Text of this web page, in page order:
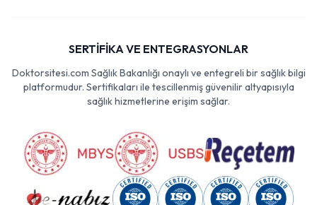
SERTİFİKA VE ENTEGRASYONLAR
Doktorsitesi.com Sağlık Bakanlığı onaylı ve entegreli bir sağlık bilgi
platformudur. Sertifikaları ile tescillenmiş güvenilir altyapısıyla
sağlık hizmetlerine erişim sağlar.